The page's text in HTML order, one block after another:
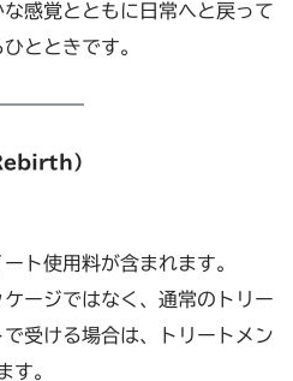
感覚とともに日常へと戻って
とときです。
）
ト使用料が含まれます。
ージではなく、通常のトリー
受ける場合は、トリートメン
す。